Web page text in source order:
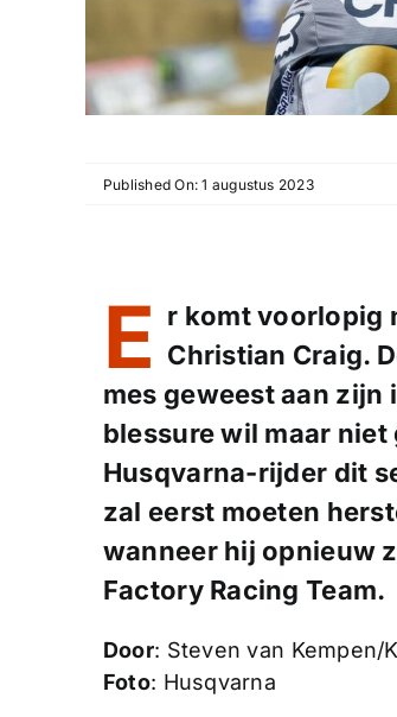
Published On: 1 augustus 2023
E r komt voorlopig
Christian Craig.
mes geweest aan zijn
blessure wil maar
Husqvarna-rijder dit
zal eerst moeten
wanneer hij opnieuw
Factory Racing Team.
Door: Steven van Kempen/
Foto: Husqvarna